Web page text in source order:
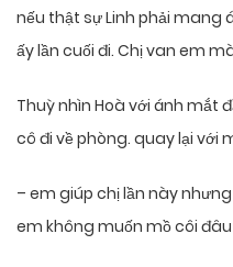
nếu thật sự Linh phải mang
ấy lần cuối đi. Chị van em
Thuỳ nhìn Hoà với ánh mắt
cô đi về phòng. quay lại với
– em giúp chị lần này
em không muốn mồ côi